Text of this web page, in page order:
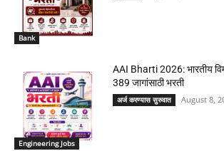
Bank
Engineering Jobs
AAI Bharti 2026: भारतीय
389 जागांसाठी भरती
अर्ज करण्यास सुरुवात August 8,